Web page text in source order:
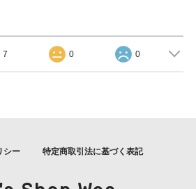
7 0 0
シー 特定商取引法に基づく表記